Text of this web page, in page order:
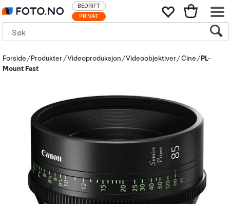
PRIVAT
BEDRIFT
Forside Produkter Videoproduksjon Videoobjektiver Cine PL-
Mount Fast